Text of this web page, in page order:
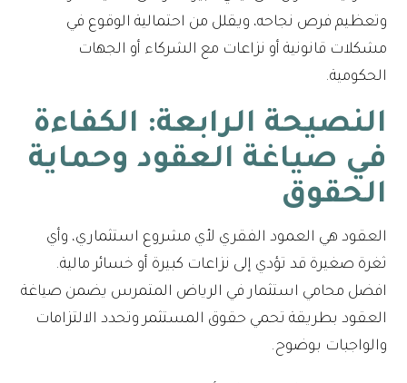
وتعظيم فرص نجاحه، ويقلل من احتمالية الوقوع في
مشكلات قانونية أو نزاعات مع الشركاء أو الجهات
الحكومية.
النصيحة الرابعة: الكفاءة
في صياغة العقود وحماية
الحقوق
العقود هي العمود الفقري لأي مشروع استثماري، وأي
ثغرة صغيرة قد تؤدي إلى نزاعات كبيرة أو خسائر مالية.
افضل محامي استثمار في الرياض المتمرس يضمن صياغة
العقود بطريقة تحمي حقوق المستثمر وتحدد الالتزامات
والواجبات بوضوح.